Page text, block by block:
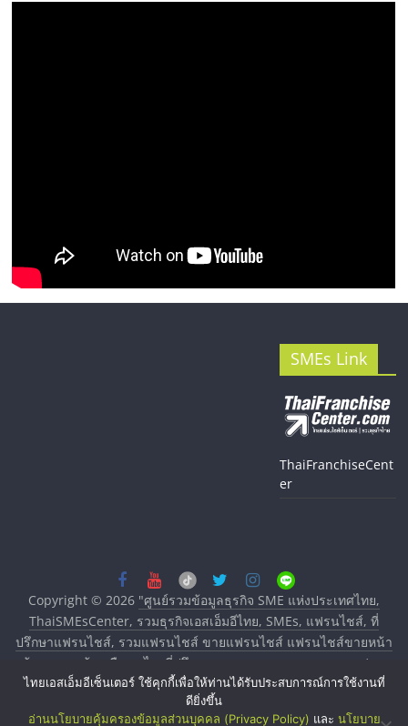
SMEs Link
ThaiFranchiseCent
er
Copyright © 2026 "ศูนย์รวมข้อมูลธุรกิจ SME แห่งประเทศไทย,
ThaiSMEsCenter, รวมธุรกิจเอสเอ็มอีไทย, SMEs, แฟรนไชส์, ที่
ปรึกษาแฟรนไชส์, รวมแฟรนไชส์ ขายแฟรนไชส์ แฟรนไชส์ขายหน้า
บ้าน ลงทุนน้อย คืนทุนไว, ที่ปรึกษาการลงทุนและขยายสาขาแฟรน
ไชส์, ศูนย์รวมแฟรนไชส์ พร้อมทำเลสำหรับเปิดร้าน ปรึกษาฟรี,
บริการพัฒนาระบบแฟรนไชส์"
ไทยเอสเอ็มอีเซ็นเตอร์ ใช้คุกกี้เพื่อให้ท่านได้รับประสบการณ์การใช้งานที่
ดียิ่งขึ้น
อ่านนโยบายคุ้มครองข้อมูลส่วนบุคคล (Privacy Policy) และ นโยบาย